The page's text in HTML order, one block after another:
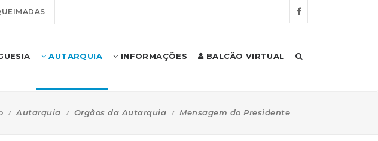
AUTARQUIA INFORMAÇÕES BALCÃO VIRTUAL
Autarquia Orgãos da Autarquia Mensagem do Presidente